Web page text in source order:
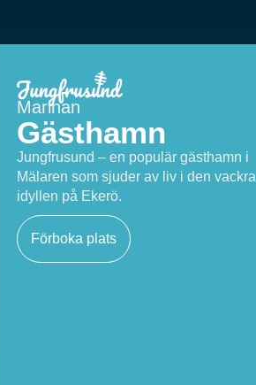
Marinan
Gästhamn
Jungfrusund – en populär gästhamn i
Mälaren som sjuder av liv i den vackra
idyllen på Ekerö.
Förboka plats